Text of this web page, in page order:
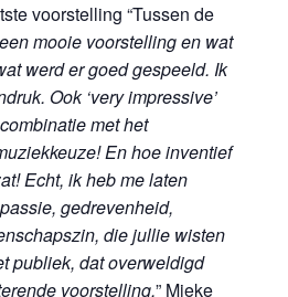
voorstelling “Tussen de
mooie voorstelling en wat
werd er goed gespeeld. Ik
Ook ‘very impressive’
met het
En hoe inventief
Echt, ik heb me laten
gedrevenheid,
die jullie wisten
publiek, dat overweldigd
voorstelling.” Mieke